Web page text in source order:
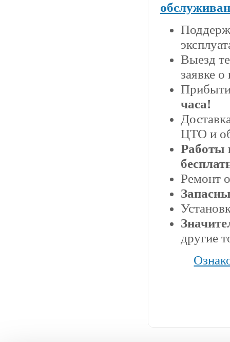
Выезд
заявке
часа!
ЦТО и
Работы
Ремонт
другие